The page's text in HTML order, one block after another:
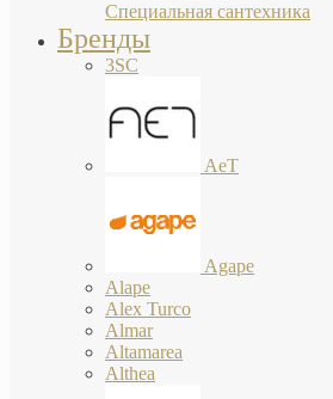
Специальная сантехника
Бренды
3SC
AeT
Agape
Alape
Alex Turco
Almar
Altamarea
Althea